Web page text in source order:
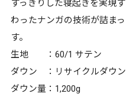
すっきりした寝起きを実現
わったナンガの技術が詰ま
す。
生地 ：60/1 サテン
ダウン ：リサイクルダウン
ダウン量：1,200g